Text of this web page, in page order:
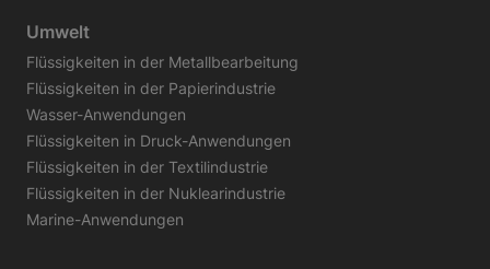
Umwelt
Flüssigkeiten in der Metallbearbeitung
Flüssigkeiten in der Papierindustrie
Wasser-Anwendungen
Flüssigkeiten in Druck-Anwendungen
Flüssigkeiten in der Textilindustrie
Flüssigkeiten in der Nuklearindustrie
Marine-Anwendungen